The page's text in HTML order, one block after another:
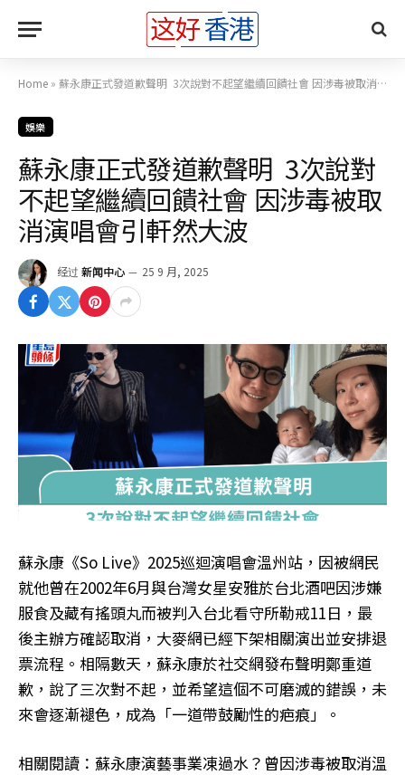
Home » 蘇永康正式發道歉聲明 3次說對不起望繼續回饋社會 因涉毒被取消演唱會引軒然大波
娛樂
蘇永康正式發道歉聲明 3次說對
不起望繼續回饋社會 因涉毒被取
消演唱會引軒然大波
经过 新闻中心 25 9 月, 2025
蘇永康《So Live》2025巡迴演唱會溫州站，因被網民
就他曾在2002年6月與台灣女星安雅於台北酒吧因涉嫌
服食及藏有搖頭丸而被判入台北看守所勒戒11日，最
後主辦方確認取消，大麥網已經下架相關演出並安排退
票流程。相隔數天，蘇永康於社交網發布聲明鄭重道
歉，說了三次對不起，並希望這個不可磨滅的錯誤，未
來會逐漸褪色，成為「一道帶鼓勵性的疤痕」。
相關閱讀：蘇永康演藝事業凍過水？曾因涉毒被取消溫